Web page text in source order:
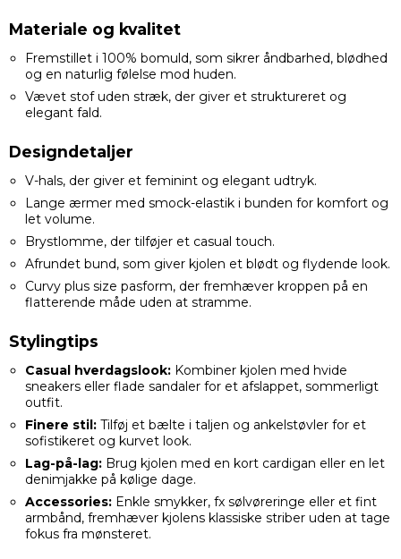
Materiale og kvalitet
Fremstillet i 100% bomuld, som sikrer åndbarhed, blødhed
og en naturlig følelse mod huden.
Vævet stof uden stræk, der giver et struktureret og
elegant fald.
Designdetaljer
V-hals, der giver et feminint og elegant udtryk.
Lange ærmer med smock-elastik i bunden for komfort og
let volume.
Brystlomme, der tilføjer et casual touch.
Afrundet bund, som giver kjolen et blødt og flydende look.
Curvy plus size pasform, der fremhæver kroppen på en
flatterende måde uden at stramme.
Stylingtips
Casual hverdagslook:Kombiner kjolen med hvide
sneakers eller flade sandaler for et afslappet, sommerligt
outfit.
Finere stil:Tilføj et bælte i taljen og ankelstøvler for et
sofistikeret og kurvet look.
Lag-på-lag:Brug kjolen med en kort cardigan eller en let
denimjakke på kølige dage.
Accessories:Enkle smykker, fx sølvøreringe eller et fint
armbånd, fremhæver kjolens klassiske striber uden at tage
fokus fra mønsteret.